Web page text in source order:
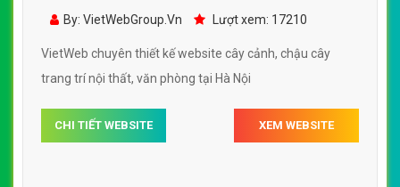
trang trí nội thất, văn phòng
By: VietWebGroup.Vn Lượt xem: 17210
VietWeb chuyên thiết kế website cây cảnh, chậu cây
trang trí nội thất, văn phòng tại Hà Nội
CHI TIẾT WEBSITE XEM WEBSITE